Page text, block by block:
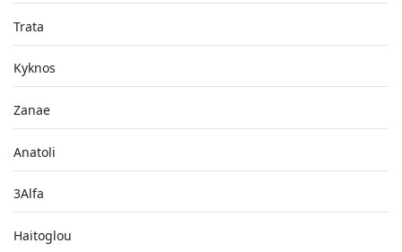
Trata
Kyknos
Zanae
Anatoli
3Alfa
Haitoglou